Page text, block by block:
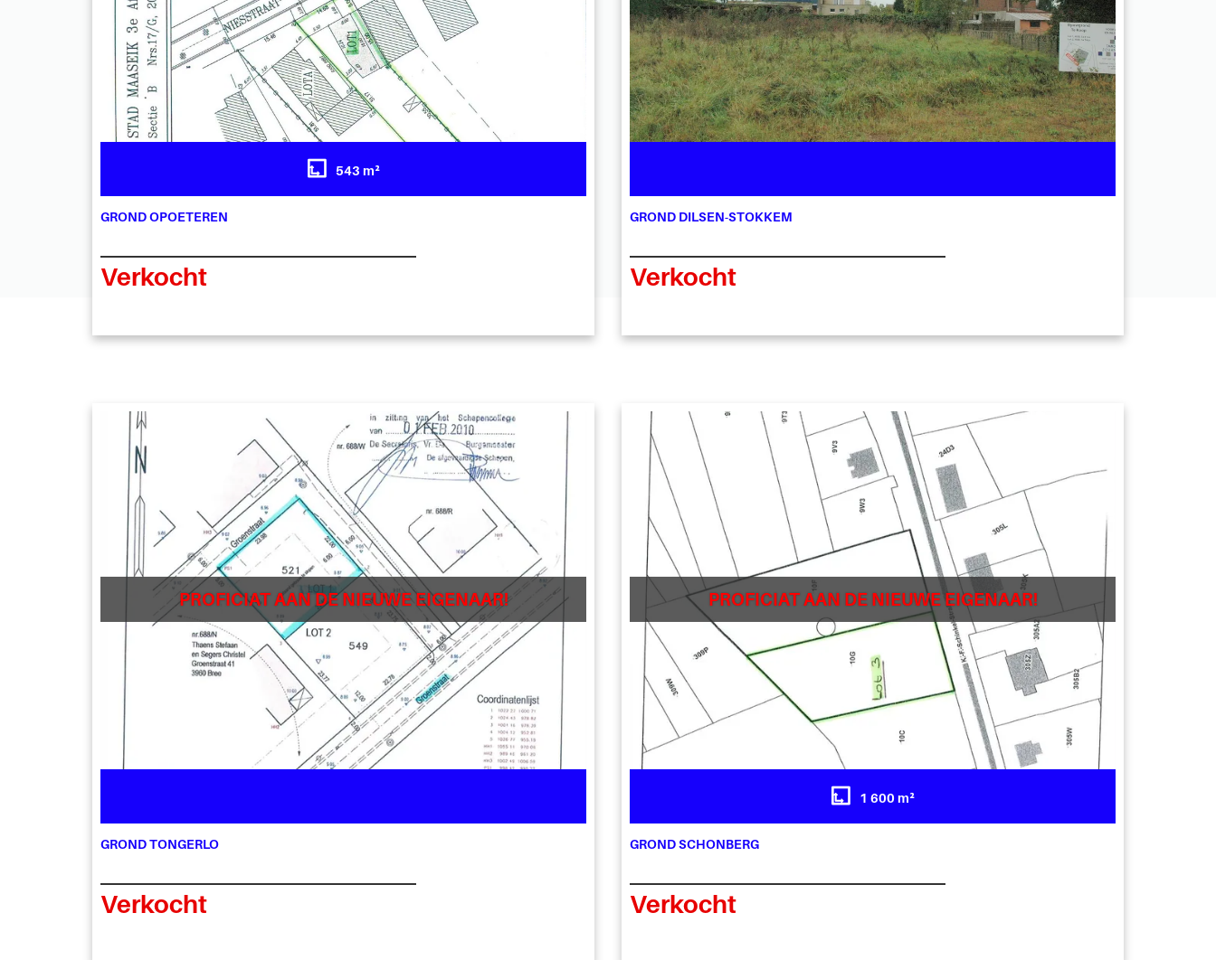
543 m²
GROND OPOETEREN
Verkocht
GROND DILSEN-STOKKEM
Verkocht
PROFICIAT AAN DE NIEUWE EIGENAAR!
GROND TONGERLO
Verkocht
PROFICIAT AAN DE NIEUWE EIGENAAR!
1 600 m²
GROND SCHONBERG
Verkocht